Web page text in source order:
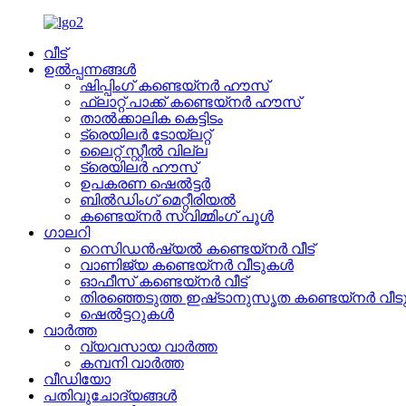
വീട്
ഉൽപ്പന്നങ്ങൾ
ഷിപ്പിംഗ് കണ്ടെയ്നർ ഹൗസ്
ഫ്ലാറ്റ് പാക്ക് കണ്ടെയ്നർ ഹൗസ്
താൽക്കാലിക കെട്ടിടം
ട്രെയിലർ ടോയ്ലറ്റ്
ലൈറ്റ് സ്റ്റീൽ വില്ല
ട്രെയിലർ ഹൗസ്
ഉപകരണ ഷെൽട്ടർ
ബിൽഡിംഗ് മെറ്റീരിയൽ
കണ്ടെയ്നർ സ്വിമ്മിംഗ് പൂൾ
ഗാലറി
റെസിഡൻഷ്യൽ കണ്ടെയ്നർ വീട്
വാണിജ്യ കണ്ടെയ്നർ വീടുകൾ
ഓഫീസ് കണ്ടെയ്നർ വീട്
തിരഞ്ഞെടുത്ത ഇഷ്‌ടാനുസൃത കണ്ടെയ്‌നർ
ഷെൽട്ടറുകൾ
വാർത്ത
വ്യവസായ വാർത്ത
കമ്പനി വാർത്ത
വീഡിയോ
പതിവുചോദ്യങ്ങൾ